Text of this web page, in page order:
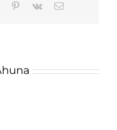
Tumblr Pinterest
Vk Email